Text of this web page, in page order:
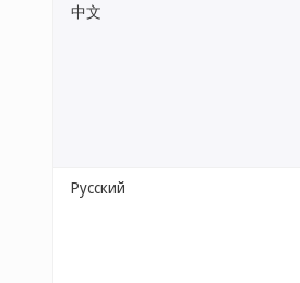
中文
Русский